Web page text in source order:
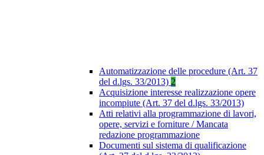
Automatizzazione delle procedure (Art. 37
del d.lgs. 33/2013) 2
Acquisizione interesse realizzazione opere
incompiute (Art. 37 del d.lgs. 33/2013)
Atti relativi alla programmazione di lavori,
opere, servizi e forniture / Mancata
redazione programmazione
Documenti sul sistema di qualificazione